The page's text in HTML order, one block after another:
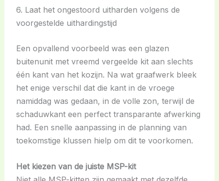
6. Laat het ongestoord uitharden volgens de
voorgestelde uithardingstijd
Een opvallend voorbeeld was een glazen
buitenunit met vreemd vergeelde kit aan slechts
één kant van het kozijn. Na wat graafwerk bleek
het enige verschil dat die kant in de vroege
namiddag was gedaan, in de volle zon, terwijl de
schaduwkant een perfect transparante afwerking
had. Een snelle aanpassing in de planning van
toekomstige klussen hielp om dit te voorkomen.
Het kiezen van de juiste MSP-kit